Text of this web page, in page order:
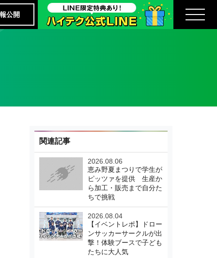
公開
関連記事
2026.08.06
恵み野夏まつりで学生が
ピッツァを提供 生産か
ら加工・販売まで自分た
ちで挑戦
2026.08.04
【イベントレポ】ドロー
ンサッカーサークルが出
撃！体験ブースで子ども
たちに大人気